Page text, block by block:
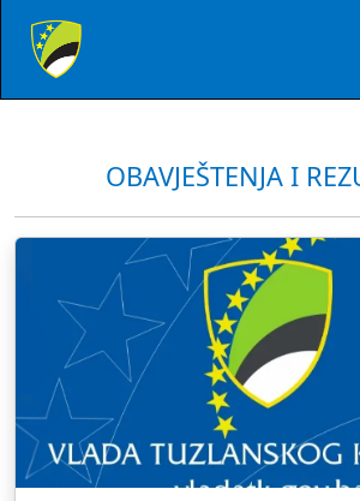
OBAVJEŠTENJA I